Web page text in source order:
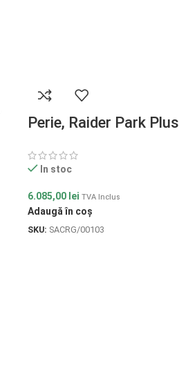
Perie, Raider Park Plus
In stoc
6.085,00 lei TVA Inclus
Adaugă în coș
SKU: SACRG/00103